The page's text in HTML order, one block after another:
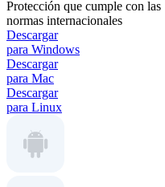
Protección que cumple con las
normas internacionales
Descargar
para Windows
Descargar
para Mac
Descargar
para Linux